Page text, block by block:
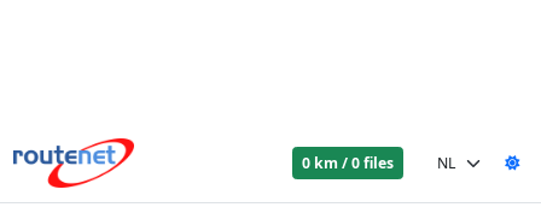
0 km / 0 files